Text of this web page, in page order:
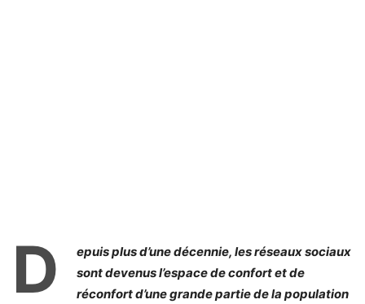
D
epuis plus d’une décennie, les réseaux sociaux
sont devenus l’espace de confort et de
réconfort d’une grande partie de la population